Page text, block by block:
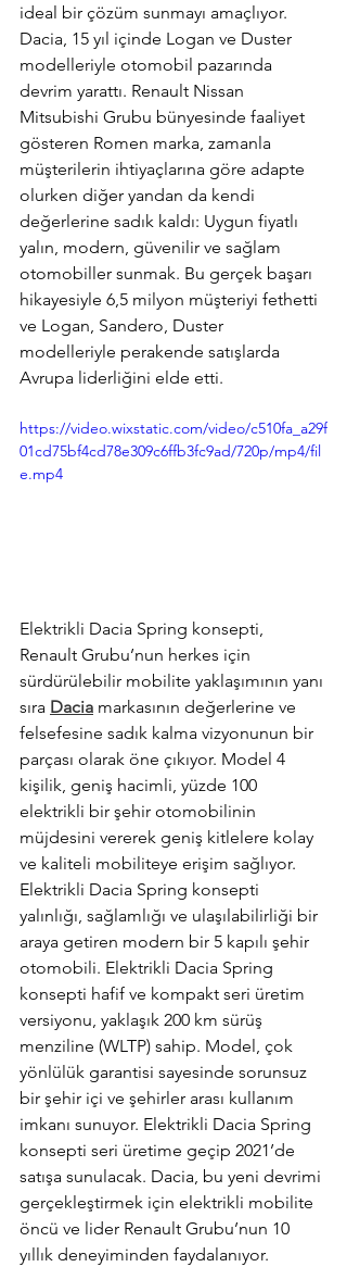
ideal bir çözüm sunmayı amaçlıyor.
Dacia, 15 yıl içinde Logan ve Duster
modelleriyle otomobil pazarında
devrim yarattı. Renault Nissan
Mitsubishi Grubu bünyesinde faaliyet
gösteren Romen marka, zamanla
müşterilerin ihtiyaçlarına göre adapte
olurken diğer yandan da kendi
değerlerine sadık kaldı: Uygun fiyatlı
yalın, modern, güvenilir ve sağlam
otomobiller sunmak. Bu gerçek başarı
hikayesiyle 6,5 milyon müşteriyi fethetti
ve Logan, Sandero, Duster
modelleriyle perakende satışlarda
Avrupa liderliğini elde etti.
https://video.wixstatic.com/video/c510fa_a29f
01cd75bf4cd78e309c6ffb3fc9ad/720p/mp4/fil
e.mp4
Elektrikli Dacia Spring konsepti,
Renault Grubu’nun herkes için
sürdürülebilir mobilite yaklaşımının yanı
sıra Dacia markasının değerlerine ve
felsefesine sadık kalma vizyonunun bir
parçası olarak öne çıkıyor. Model 4
kişilik, geniş hacimli, yüzde 100
elektrikli bir şehir otomobilinin
müjdesini vererek geniş kitlelere kolay
ve kaliteli mobiliteye erişim sağlıyor.
Elektrikli Dacia Spring konsepti
yalınlığı, sağlamlığı ve ulaşılabilirliği bir
araya getiren modern bir 5 kapılı şehir
otomobili. Elektrikli Dacia Spring
konsepti hafif ve kompakt seri üretim
versiyonu, yaklaşık 200 km sürüş
menziline (WLTP) sahip. Model, çok
yönlülük garantisi sayesinde sorunsuz
bir şehir içi ve şehirler arası kullanım
imkanı sunuyor. Elektrikli Dacia Spring
konsepti seri üretime geçip 2021’de
satışa sunulacak. Dacia, bu yeni devrimi
gerçekleştirmek için elektrikli mobilite
öncü ve lider Renault Grubu’nun 10
yıllık deneyiminden faydalanıyor.